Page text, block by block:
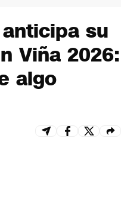
su
Viña 2026:
algo